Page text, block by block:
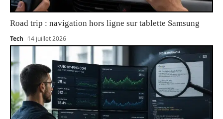
Road trip : navigation hors ligne sur tablette Samsung
Tech 14 juillet 2026